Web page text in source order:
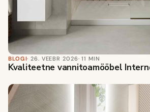
BLOGI· 26. VEEBR 2026· 11 MIN
Kvaliteetne vannitoamööbel